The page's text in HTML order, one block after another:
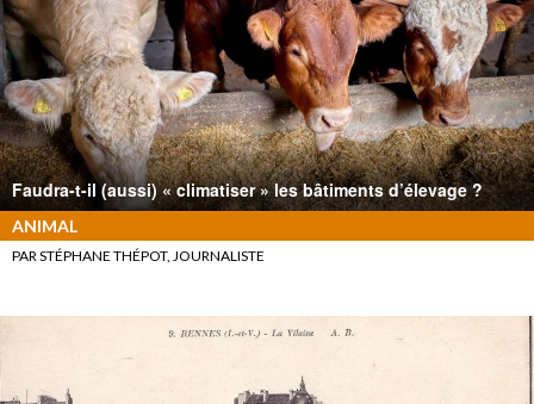
Faudra-t-il (aussi) « climatiser » les bâtiments d’élevage ?
ANIMAL
PAR STÉPHANE THÉPOT, JOURNALISTE